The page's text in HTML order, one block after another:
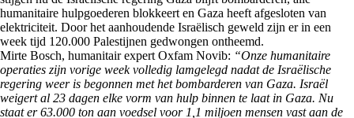
humanitaire hulpgoederen blokkeert en Gaza heeft afgesloten van
elektriciteit. Door het aanhoudende Israëlisch geweld zijn er in een
week tijd 120.000 Palestijnen gedwongen ontheemd.
Mirte Bosch, humanitair expert Oxfam Novib: “Onze humanitaire
operaties zijn vorige week volledig lamgelegd nadat de Israëlische
regering weer is begonnen met het bombarderen van Gaza. Israël
weigert al 23 dagen elke vorm van hulp binnen te laat in Gaza. Nu
staat er 63.000 ton aan voedsel voor 1,1 miljoen mensen vast aan de